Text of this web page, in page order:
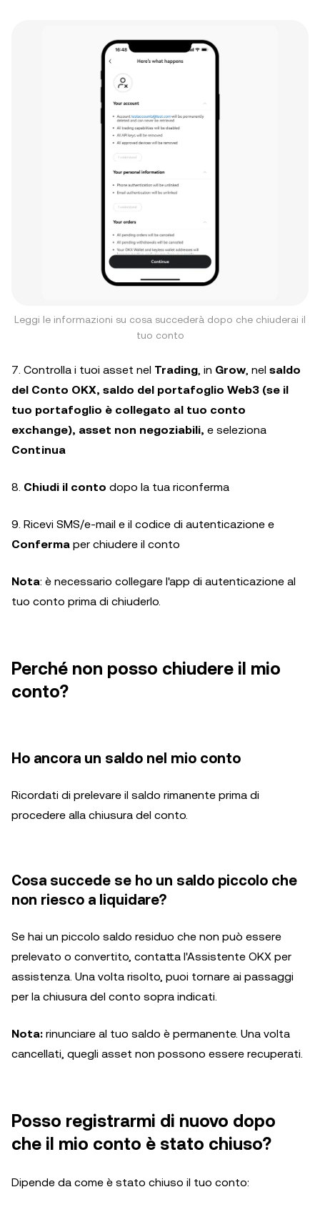
Leggi le informazioni su cosa succederà dopo che chiuderai il
tuo conto
7. Controlla i tuoi asset nel Trading, in Grow, nel saldo
del Conto OKX, saldo del portafoglio Web3 (se il
tuo portafoglio è collegato al tuo conto
exchange), asset non negoziabili, e seleziona
Continua
8. Chiudi il conto dopo la tua riconferma
9. Ricevi SMS/e-mail e il codice di autenticazione e
Conferma per chiudere il conto
Nota: è necessario collegare l'app di autenticazione al
tuo conto prima di chiuderlo.
Perché non posso chiudere il mio
conto?
Ho ancora un saldo nel mio conto
Ricordati di prelevare il saldo rimanente prima di
procedere alla chiusura del conto.
Cosa succede se ho un saldo piccolo che
non riesco a liquidare?
Se hai un piccolo saldo residuo che non può essere
prelevato o convertito, contatta l'Assistente OKX per
assistenza. Una volta risolto, puoi tornare ai passaggi
per la chiusura del conto sopra indicati.
Nota: rinunciare al tuo saldo è permanente. Una volta
cancellati, quegli asset non possono essere recuperati.
Posso registrarmi di nuovo dopo
che il mio conto è stato chiuso?
Dipende da come è stato chiuso il tuo conto: